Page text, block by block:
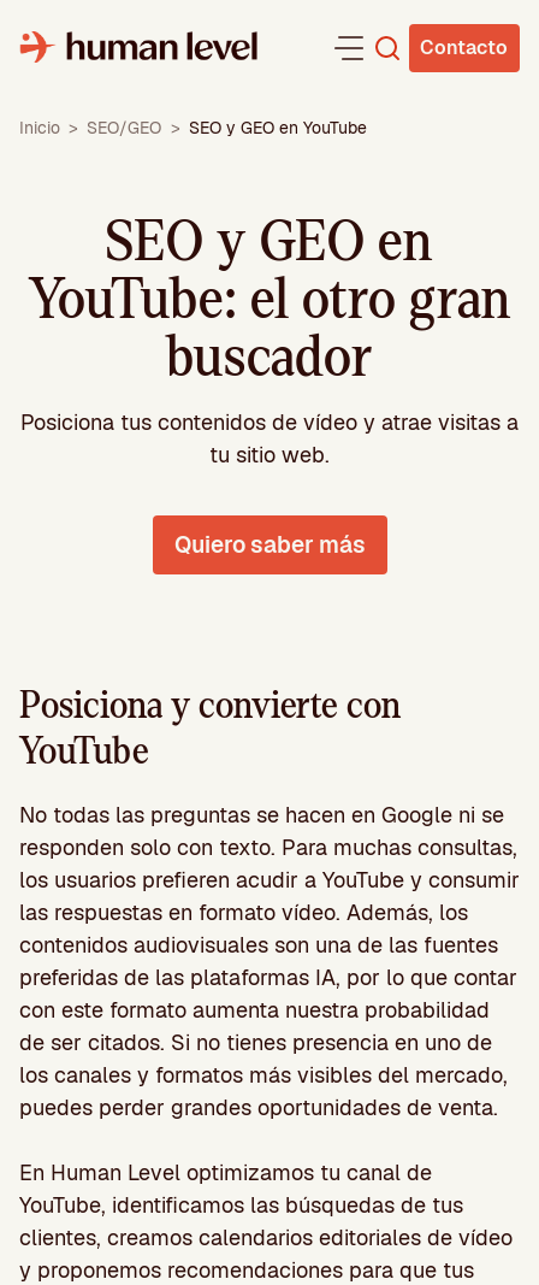
contenido
Contacto
Inicio > SEO/GEO > SEO y GEO en YouTube
SEO y GEO en
YouTube: el otro gran
buscador
Posiciona tus contenidos de vídeo y atrae visitas a
tu sitio web.
Quiero saber más
Posiciona y convierte con
YouTube
No todas las preguntas se hacen en Google ni se
responden solo con texto. Para muchas consultas,
los usuarios prefieren acudir a YouTube y consumir
las respuestas en formato vídeo. Además, los
contenidos audiovisuales son una de las fuentes
preferidas de las plataformas IA, por lo que contar
con este formato aumenta nuestra probabilidad
de ser citados. Si no tienes presencia en uno de
los canales y formatos más visibles del mercado,
puedes perder grandes oportunidades de venta.
En Human Level optimizamos tu canal de
YouTube, identificamos las búsquedas de tus
clientes, creamos calendarios editoriales de vídeo
y proponemos recomendaciones para que tus